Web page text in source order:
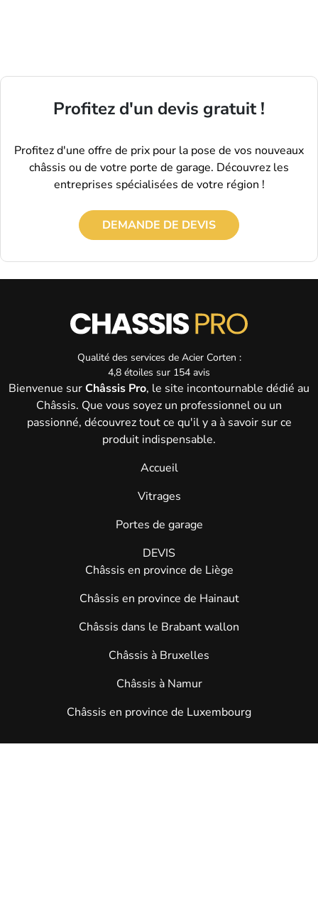
Profitez d'un devis gratuit !
Profitez d'une offre de prix pour la pose de vos nouveaux
châssis ou de votre porte de garage. Découvrez les
entreprises spécialisées de votre région !
DEMANDE DE DEVIS
Qualité des services de Acier Corten :
4,8 étoiles sur 154 avis
Bienvenue surChâssis Pro, le site incontournable dédié au
Châssis. Que vous soyez un professionnel ou un
passionné, découvrez tout ce qu'il y a à savoir sur ce
produit indispensable.
Accueil
Vitrages
Portes de garage
DEVIS
Châssis en province de Liège
Châssis en province de Hainaut
Châssis dans le Brabant wallon
Châssis à Bruxelles
Châssis à Namur
Châssis en province de Luxembourg